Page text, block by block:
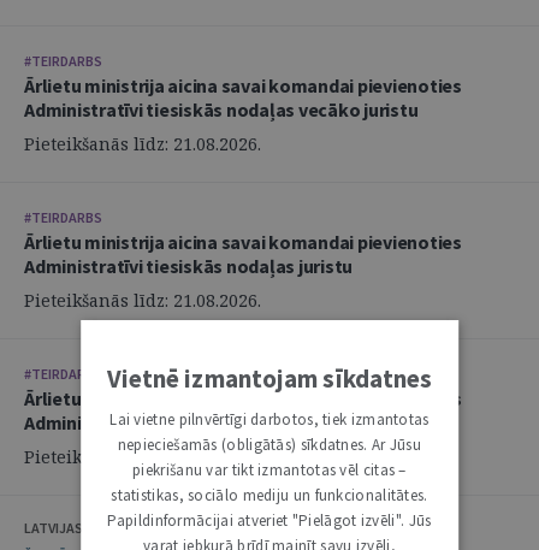
#TEIRDARBS
Ārlietu ministrija aicina savai komandai pievienoties
Administratīvi tiesiskās nodaļas vecāko juristu
Pieteikšanās līdz: 21.08.2026.
#TEIRDARBS
Ārlietu ministrija aicina savai komandai pievienoties
Administratīvi tiesiskās nodaļas juristu
Pieteikšanās līdz: 21.08.2026.
#TEIRDARBS
Ārlietu ministrija aicina savai komandai pievienoties
Administratīvi tiesiskās nodaļas juristu
Pieteikšanās līdz: 21.08.2026.
LATVIJAS ZVĒRINĀTU ADVOKĀTU PADOME
Vietnē izmantojam sīkdatnes
Lai vietne pilnvērtīgi darbotos, tiek izmantotas
nepieciešamās (obligātās) sīkdatnes. Ar Jūsu
piekrišanu var tikt izmantotas vēl citas –
statistikas, sociālo mediju un funkcionalitātes.
Papildinformācijai atveriet "Pielāgot izvēli". Jūs
varat jebkurā brīdī mainīt savu izvēli,